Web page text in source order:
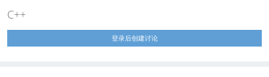
C++
登录后创建讨论